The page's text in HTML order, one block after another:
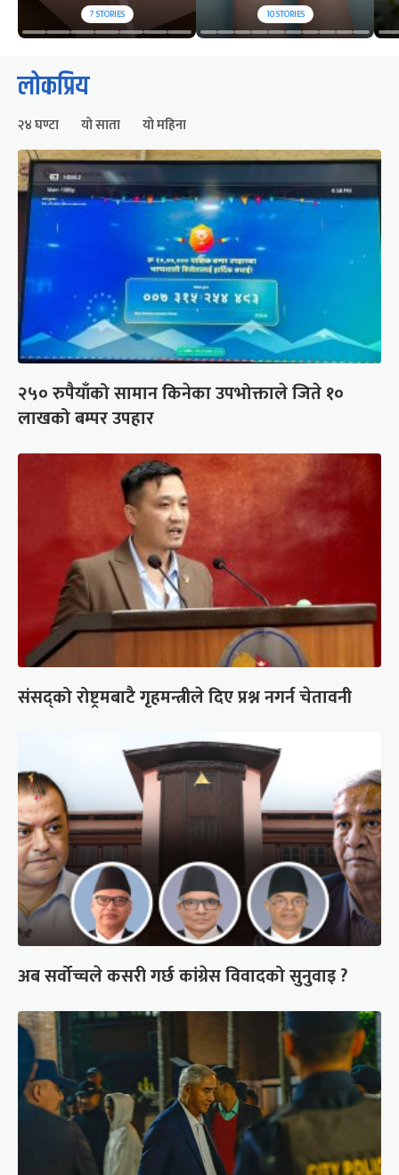
7STORIES 10STORIES
लोकप्रिय
२४ घण्टा यो साता यो महिना
२५० रुपैयाँको सामान किनेका उपभोक्ताले जिते १०
लाखको बम्पर उपहार
संसद्को रोष्ट्रमबाटै गृहमन्त्रीले दिए प्रश्न नगर्न चेतावनी
अब सर्वोच्चले कसरी गर्छ कांग्रेस विवादको सुनुवाइ ?